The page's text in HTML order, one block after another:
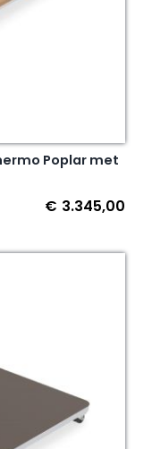
Poplar met
€ 3.345,00